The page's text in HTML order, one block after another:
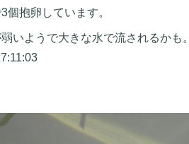
抱卵しています。
いようで大きな水で流されるかも。